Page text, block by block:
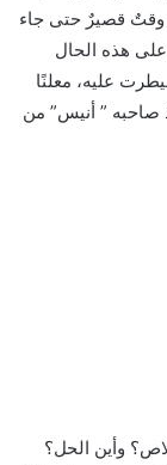
وقتٌ قصيرٌ حتى جاء
هذه الحال
عليه، معلنًا
صاحبه ” أنيس” من
وأين الحل؟